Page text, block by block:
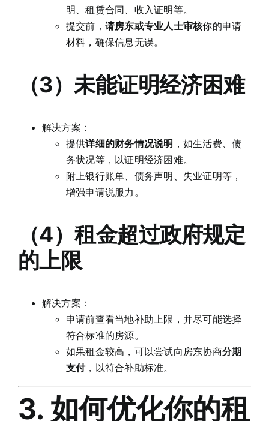
明、租赁合同、收入证明等。
提交前， 请房东或专业人士审核你的申请
材料，确保信息无误。
（3）未能证明经济困难
解决方案：
提供详细的财务情况说明 ，如生活费、债
务状况等，以证明经济困难。
附上银行账单、债务声明、失业证明等，
增强申请说服力。
（4）租金超过政府规定
的上限
解决方案：
申请前查看当地补助上限，并尽可能选择
符合标准的房源。
如果租金较高，可以尝试向房东协商分期
支付，以符合补助标准。
3. 如何优化你的租